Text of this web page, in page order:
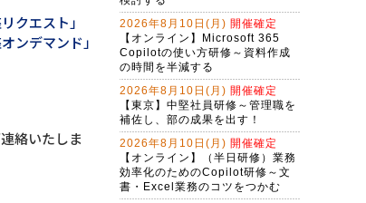
クエスト」
ンデマンド」
絡いたしま
をＡＩに任せる新しい働き方
生成AI活用講座・基礎編
Ｇ検定対策研修～現代に必須のＡＩ
リテラシー（２日間）
アプリを作れる自分になる！生成Ａ
Ｉで仕事を変えるバイブコーディン
グ研修（２日間）
（半日研修）ＡＩ時代の構文リテラ
シー向上研修～アレクサンドラ・ア
ミラーゼ構文で考える
バイブコーディング体験研修～ＡＩ
2026年8月10日(月) 開催確定
【オンライン】Microsoft 365
Copilotの使い方研修～資料作成
の時間を半減する
2026年8月10日(月) 開催確定
【東京】中堅社員研修～管理職を
補佐し、部の成果を出す！
2026年8月10日(月) 開催確定
【オンライン】（半日研修）業務
効率化のためのCopilot研修～文
書・Excel業務のコツをつかむ